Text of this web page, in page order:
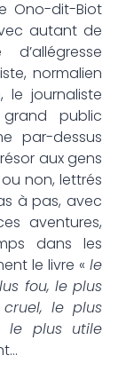
Ono-dit-Biot
autant de
normalien
le journaliste
public
par-dessus
aux gens
ou non, lettrés
à pas, avec
aventures,
dans les
le livre «le
fou, le plus
le plus
le plus utile